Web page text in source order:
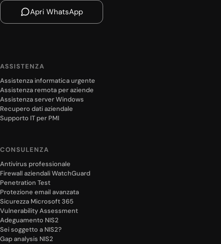
Apri WhatsApp
ASSISTENZA
Assistenza informatica urgente
Assistenza remota per aziende
Assistenza server Windows
Recupero dati aziendale
Supporto IT per PMI
CONSULENZA
Antivirus professionale
Firewall aziendali WatchGuard
Penetration Test
Protezione email avanzata
Sicurezza Microsoft 365
Vulnerability Assessment
Adeguamento NIS2
Sei soggetto a NIS2?
Gap analysis NIS2